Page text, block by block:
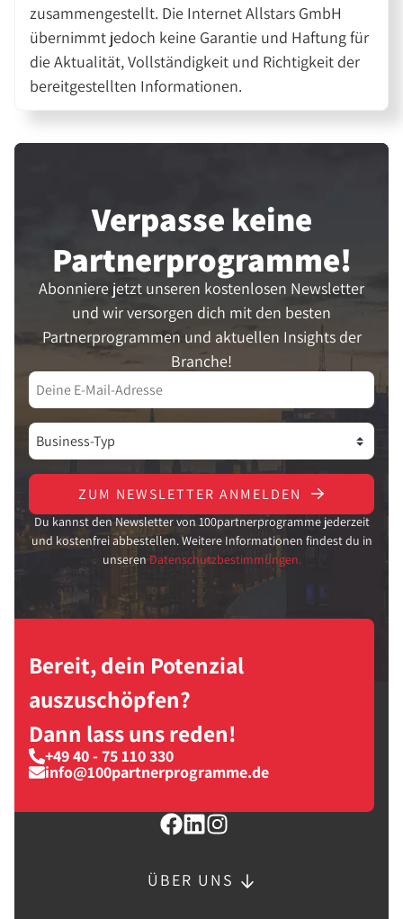
zusammengestellt. Die Internet Allstars GmbH
übernimmt jedoch keine Garantie und Haftung für
die Aktualität, Vollständigkeit und Richtigkeit der
bereitgestellten Informationen.
Verpasse keine
Partner­programme!
Abonniere jetzt unseren kostenlosen Newsletter
und wir versorgen dich mit den besten
Partnerprogrammen und aktuellen Insights der
Branche!
ZUM NEWSLETTER ANMELDEN
Du kannst den Newsletter von 100partnerprogramme jederzeit
und kostenfrei abbestellen. Weitere Informationen findest du in
unseren Datenschutzbestimmungen.
Bereit, dein Potenzial
auszuschöpfen?
Dann lass uns reden!
+49 40 - 75 110 330
info@100partnerprogramme.de
ÜBER UNS